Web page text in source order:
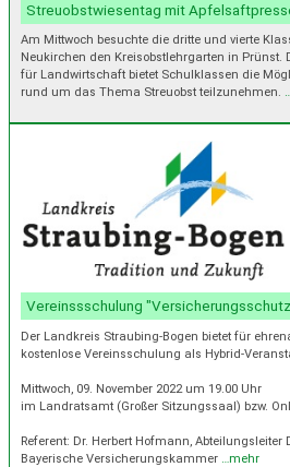
Streuobstwiesentag mit
Am Mittwoch besuchte die dritte und vierte
Neukirchen den Kreisobstlehrgarten in Prünst.
für Landwirtschaft bietet Schulklassen die
rund um das Thema Streuobst teilzunehmen.
Vereinssschulung
Der Landkreis Straubing-Bogen bietet für
kostenlose Vereinsschulung als Hybrid-
Mittwoch, 09. November 2022 um 19.00 Uhr
im Landratsamt (Großer Sitzungssaal) bzw.
Referent: Dr. Herbert Hofmann, Abteilungsleiter
Bayerische Versicherungskammer …mehr